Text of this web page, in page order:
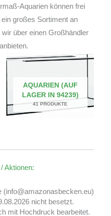
Aquarien können frei
großes Sortiment an
über einen Großhändler
AQUARIEN (AUF
LAGER IN 94239)
41 PRODUKTE
Aktionen:
(info@amazonasbecken.eu)
nicht besetzt.
mit Hochdruck bearbeitet.